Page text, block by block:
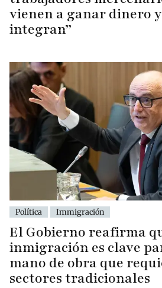
vienen a ganar dinero y
integran”
Política Immigración
El Gobierno reafirma
inmigración es clave
mano de obra que
sectores tradicionales